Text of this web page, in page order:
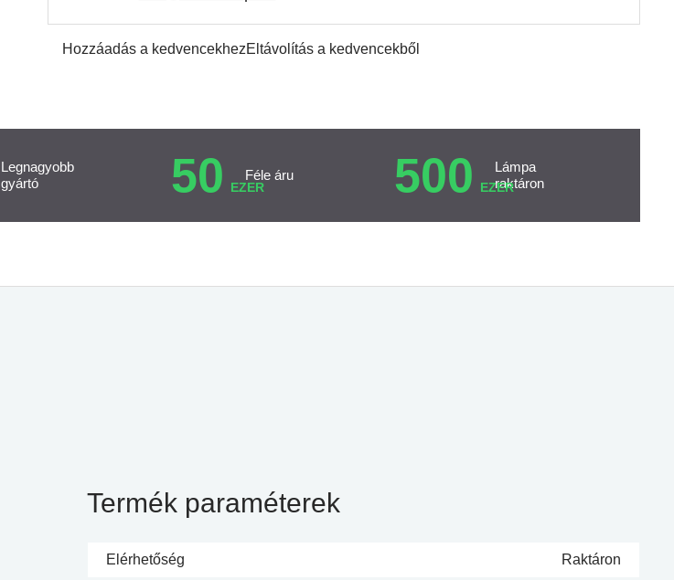
Hozzáadás a kedvencekhezEltávolítás a kedvencekből
Legnagyobb
gyártó
50 EZER
Féle áru 500 EZER
Lámpa
raktáron
Termék paraméterek
Elérhetőség Raktáron